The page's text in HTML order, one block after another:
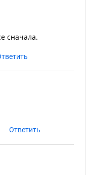
сначала.
Ответить